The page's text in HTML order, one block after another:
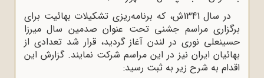
در سال 1341ش، که برنامه‌ریزی تشکیلات بهائیت برای
برگزاری مراسم جشنی تحت عنوان صدمین سال میرزا
حسینعلی نوری در لندن آغاز گردید، قرار شد تعدادی از
بهائیان ایران نیز در این مراسم شرکت نمایند. گزارش این
اقدام به شرح زیر به ثبت رسید: